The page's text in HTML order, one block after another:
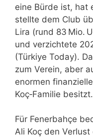
eine Bürde ist, hat
stellte dem Club
Lira (rund 83 Mio.
und verzichtete
(Türkiye Today).
zum Verein, aber
enormen
Koç‑Familie besitzt.
Für Fenerbahçe
Ali Koç den